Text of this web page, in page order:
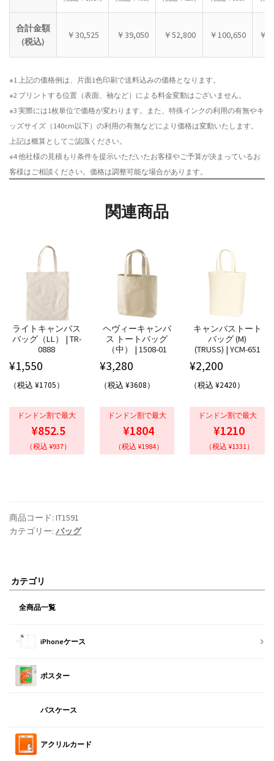
合計金額
(税込)
￥30,525 ￥39,050 ￥52,800 ￥100,650 ￥
※1 上記の価格例は、片面1色印刷で送料込みの価格となります。
※2 プリントする位置（表面、袖など）による料金変動はございません。
※3 実際には1枚単位で価格が変わります。また、特殊インクの利用の有無やキ
ッズサイズ（140cm以下）の利用の有無などにより価格は変動いたします。
上記は概算としてご認識ください。
※4 他社様の見積もり条件を提示いただいたお客様やご予算が決まっているお
客様はご相談ください。価格は調整可能な場合があります。
関連商品
ライトキャンバス
バッグ（LL） | TR-
0888
¥1,550
（税込 ¥1705）
ドンドン割で最大
¥852.5
（税込 ¥937）
ヘヴィーキャンバ
ス トートバッグ
（中） | 1508-01
¥3,280
（税込 ¥3608）
ドンドン割で最大
¥1804
（税込 ¥1984）
キャンバストート
バッグ (M)
(TRUSS) | YCM-651
¥2,200
（税込 ¥2420）
ドンドン割で最大
¥1210
（税込 ¥1331）
商品コード: IT1591
カテゴリー: バッグ
カテゴリ
全商品一覧
iPhoneケース
ポスター
パスケース
アクリルカード